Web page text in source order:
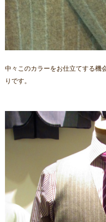
中々このカラーをお仕立てする機
りです。